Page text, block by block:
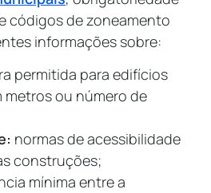
códigos de zoneamento
informações sobre:
permitida para edifícios
metros ou número de
normas de acessibilidade
construções;
mínima entre a